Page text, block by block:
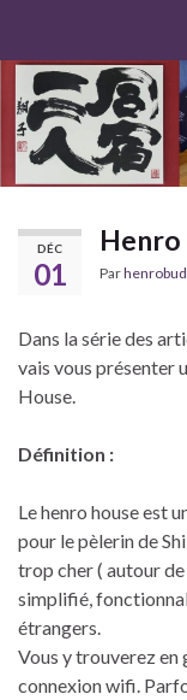
DÉC
01
Henro
Par
Dans la série des
vais vous présenter
House.
Définition :
Lehenro house est
pour le pèlerin de
trop cher ( autour
simplifié,
étrangers.
Vous y trouverez en
connexion wifi.